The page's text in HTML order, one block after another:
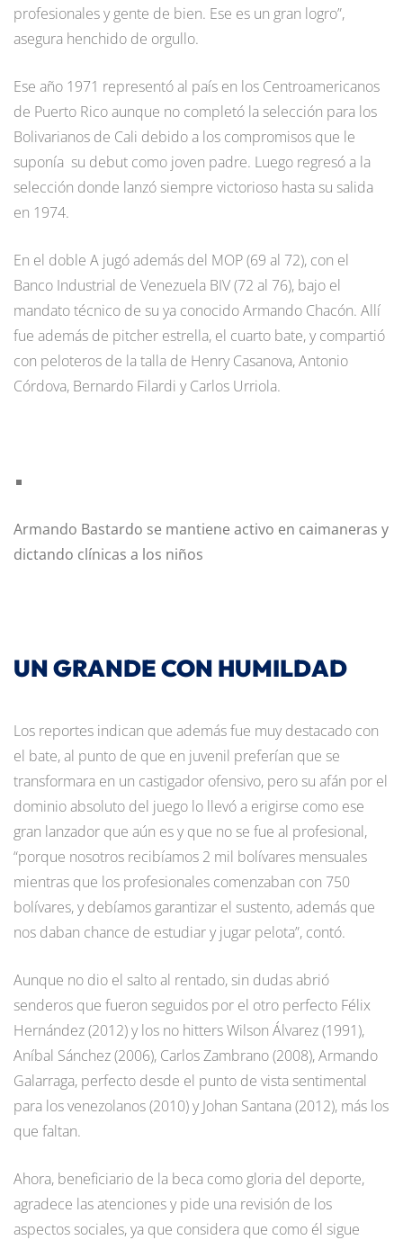
profesionales y gente de bien. Ese es un gran logro”,
asegura henchido de orgullo.
Ese año 1971 representó al país en los Centroamericanos
de Puerto Rico aunque no completó la selección para los
Bolivarianos de Cali debido a los compromisos que le
suponía su debut como joven padre. Luego regresó a la
selección donde lanzó siempre victorioso hasta su salida
en 1974.
En el doble A jugó además del MOP (69 al 72), con el
Banco Industrial de Venezuela BIV (72 al 76), bajo el
mandato técnico de su ya conocido Armando Chacón. Allí
fue además de pitcher estrella, el cuarto bate, y compartió
con peloteros de la talla de Henry Casanova, Antonio
Córdova, Bernardo Filardi y Carlos Urriola.
Armando Bastardo se mantiene activo en caimaneras y
dictando clínicas a los niños
UN GRANDE CON HUMILDAD
Los reportes indican que además fue muy destacado con
el bate, al punto de que en juvenil preferían que se
transformara en un castigador ofensivo, pero su afán por el
dominio absoluto del juego lo llevó a erigirse como ese
gran lanzador que aún es y que no se fue al profesional,
“porque nosotros recibíamos 2 mil bolívares mensuales
mientras que los profesionales comenzaban con 750
bolívares, y debíamos garantizar el sustento, además que
nos daban chance de estudiar y jugar pelota”, contó.
Aunque no dio el salto al rentado, sin dudas abrió
senderos que fueron seguidos por el otro perfecto Félix
Hernández (2012) y los no hitters Wilson Álvarez (1991),
Aníbal Sánchez (2006), Carlos Zambrano (2008), Armando
Galarraga, perfecto desde el punto de vista sentimental
para los venezolanos (2010) y Johan Santana (2012), más los
que faltan.
Ahora, beneficiario de la beca como gloria del deporte,
agradece las atenciones y pide una revisión de los
aspectos sociales, ya que considera que como él sigue